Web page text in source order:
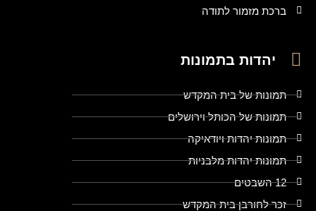
ברכת מזמור לתודה
יהדות בתמונות
תמונות של בית המקדש
תמונות של הכותל וירושלים
תמונות יהדות ויודאיקה
תמונות יהדות מלבניות
12 השבטים
זכר לחורבן בית המקדש